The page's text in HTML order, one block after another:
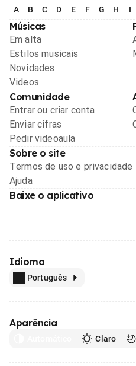
A B C D E F G H I
Músicas
Em alta
Estilos musicais
Novidades
Videos
Comunidade
Entrar ou criar conta
Enviar cifras
Pedir videoaula
Sobre o site
Termos de uso e privacidade
Ajuda
Baixe o aplicativo
Idioma
Português
Aparência
Claro